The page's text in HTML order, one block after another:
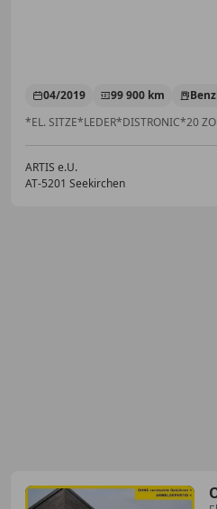
04/2019 99 900 km
*EL. SITZE*LEDER*DISTRONIC*20
ARTIS e.U.
AT-5201 Seekirchen